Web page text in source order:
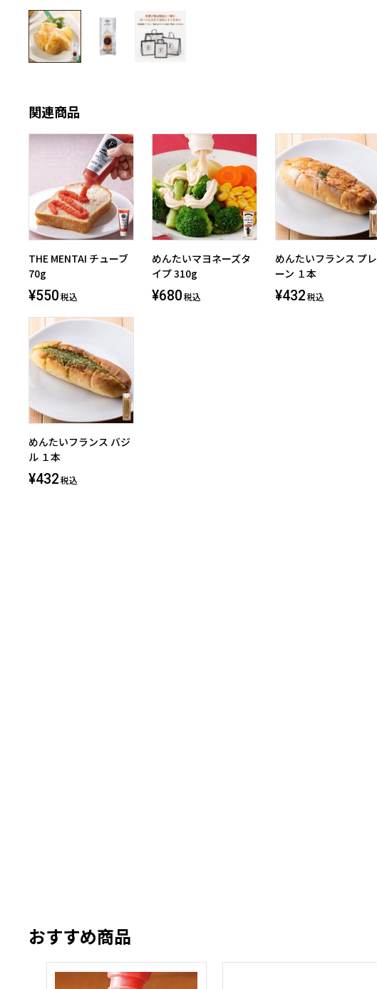
関連商品
THE MENTAI チューブ
70g
¥550 税込
めんたいマヨネーズタ
イプ 310g
¥680 税込
めんたいフランス プレ
ーン １本
¥432 税込
めんたいフランス バジ
ル １本
¥432 税込
おすすめ商品